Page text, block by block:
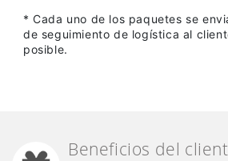
* Cada uno de los paquetes se
de seguimiento de logística al
posible.
Beneficios del